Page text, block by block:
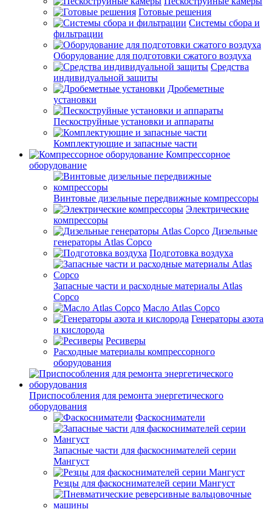
Готовые решения
Системы сбора и
фильтрации
Оборудование для подготовки сжатого воздуха
Средства
индивидуальной защиты
Дробеметные
установки
Пескоструйные установки и аппараты
Комплектующие и запасные части
Компрессорное
оборудование
Винтовые дизельные передвижные компрессоры
Электрические
компрессоры
Дизельные
генераторы Atlas Copco
Подготовка воздуха
Запасные части и расходные материалы Atlas
Copco
Масло Atlas Copco
Генераторы азота
и кислорода
Ресиверы
Расходные материалы компрессорного
оборудования
Приспособления для ремонта энергетического
оборудования
Фаскосниматели
Запасные части для фаскоснимателей серии
Мангуст
Резцы для фаскоснимателей серии Мангуст